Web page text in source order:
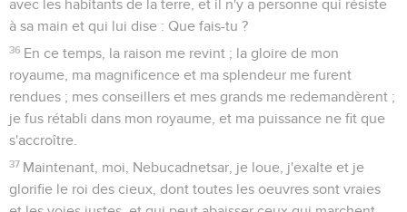
avec les habitants de la terre, et il n'y a personne qui résiste
à sa main et qui lui dise : Que fais-tu ?
36 En ce temps, la raison me revint ; la gloire de mon
royaume, ma magnificence et ma splendeur me furent
rendues ; mes conseillers et mes grands me redemandèrent ;
je fus rétabli dans mon royaume, et ma puissance ne fit que
s'accroître.
37 Maintenant, moi, Nebucadnetsar, je loue, j'exalte et je
glorifie le roi des cieux, dont toutes les oeuvres sont vraies